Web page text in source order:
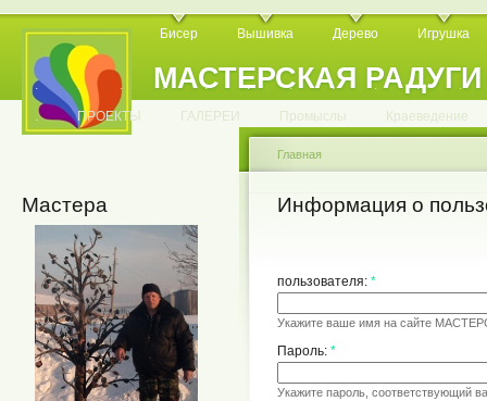
МАСТЕРСКАЯ РАДУГИ
Бисер Вышивка Дерево Игрушка
. . . . . . . . . . .
. ПРОЕКТЫ ГАЛЕРЕИ Промыслы Краеведение
Мастера
Главная
Информация о
пользователя: *
Укажите ваше имя на сайте
Пароль: *
Укажите пароль, соответствующий